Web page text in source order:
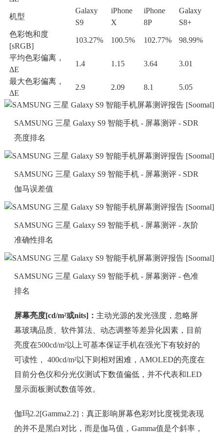
机型
Galaxy
S9
iPhone
X
iPhone
8P
Galaxy
S8+
色彩饱和度
[sRGB]
103.27% 100.5% 102.77% 98.99%
平均色彩偏离，
ΔE
1.4 1.15 3.64 3.01
最大色彩偏离，
ΔE
2.9 2.09 8.1 5.05
SAMSUNG 三星 Galaxy S9 智能手机 - 屏幕测评 - SDR
亮度排名
SAMSUNG 三星 Galaxy S9 智能手机 - 屏幕测评 - SDR
伽马误差值
SAMSUNG 三星 Galaxy S9 智能手机 - 屏幕测评 - 灰阶
准确性排名
SAMSUNG 三星 Galaxy S9 智能手机 - 屏幕测评 - 色准
排名
屏幕亮度[cd/m²或nits]： 主动光源的发光强度，忽略屏
幕玻璃品质、软件算法、动态调整等差异化因素，目前
亮度在500cd/m²以上可基本保证手机在强光下有较好的
可读性， 400cd/m²以下则相对困难，AMOLED的亮度在
目前分色仪和分光仪测试下数值偏低，并不代表和LED
显示面板测试数值等效。
伽玛2.2[Gamma2.2]：真正影响屏幕色彩对比度视觉表现
的并不是黑白对比，而是伽马值，Gamma值是个斜率，